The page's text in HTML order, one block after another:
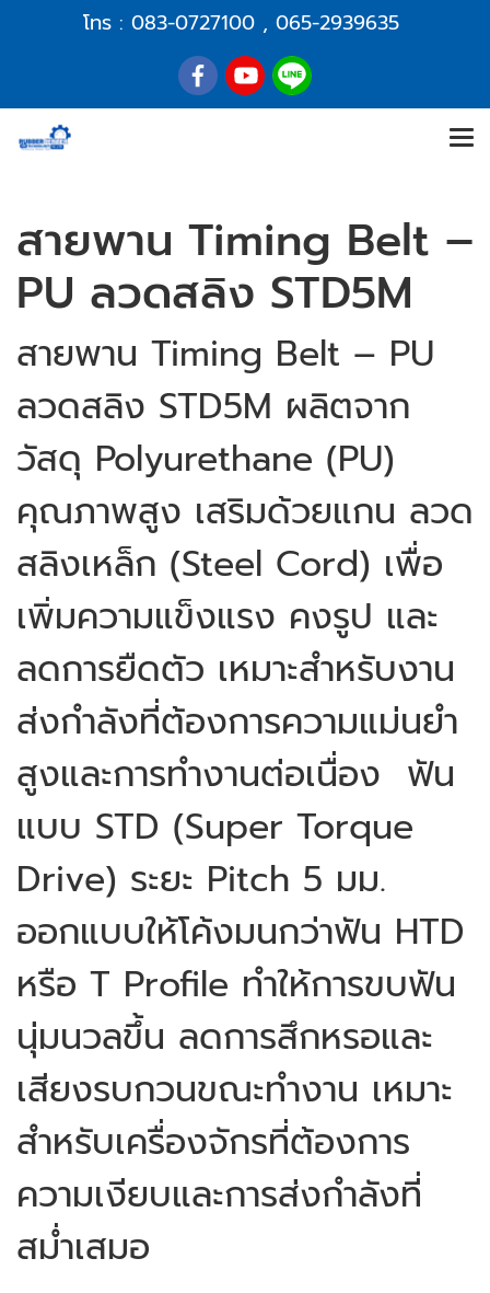
โทร : 083-0727100 , 065-2939635
สายพาน Timing Belt –
PU ลวดสลิง STD5M
สายพาน Timing Belt – PU
ลวดสลิง STD5M ผลิตจาก
วัสดุ Polyurethane (PU)
คุณภาพสูง เสริมด้วยแกน ลวด
สลิงเหล็ก (Steel Cord) เพื่อ
เพิ่มความแข็งแรง คงรูป และ
ลดการยืดตัว เหมาะสำหรับงาน
ส่งกำลังที่ต้องการความแม่นยำ
สูงและการทำงานต่อเนื่อง ฟัน
แบบ STD (Super Torque
Drive) ระยะ Pitch 5 มม.
ออกแบบให้โค้งมนกว่าฟัน HTD
หรือ T Profile ทำให้การขบฟัน
นุ่มนวลขึ้น ลดการสึกหรอและ
เสียงรบกวนขณะทำงาน เหมาะ
สำหรับเครื่องจักรที่ต้องการ
ความเงียบและการส่งกำลังที่
สม่ำเสมอ